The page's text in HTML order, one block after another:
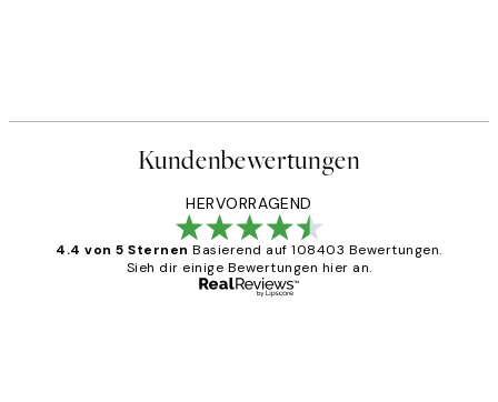
Kundenbewertungen
HERVORRAGEND
4.4 von 5 Sternen Basierend auf 108403 Bewertungen.
Sieh dir einige Bewertungen hier an.